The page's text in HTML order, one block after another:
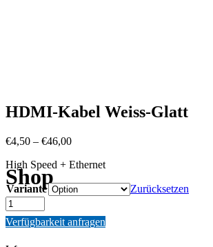
Shop
HDMI-Kabel Weiss-Glatt
€4,50 – €46,00Preisspanne:
bis
High Speed + Ethernet
Variante
Zurücksetzen
Quantity
Verfügbarkeit anfragen